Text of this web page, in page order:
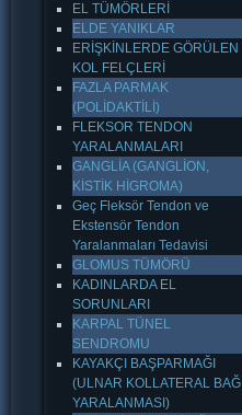
EL TÜMÖRLERİ
ELDE YANIKLAR
ERİŞKİNLERDE GÖRÜLEN
KOL FELÇLERİ
FAZLA PARMAK
(POLİDAKTİLİ)
FLEKSOR TENDON
YARALANMALARI
GANGLİA (GANGLİON,
KİSTİK HİGROMA)
Geç Fleksör Tendon ve
Ekstensör Tendon
Yaralanmaları Tedavisi
GLOMUS TÜMÖRÜ
KADINLARDA EL
SORUNLARI
KARPAL TÜNEL
SENDROMU
KAYAKÇI BAŞPARMAĞI
(ULNAR KOLLATERAL BAĞ
YARALANMASI)